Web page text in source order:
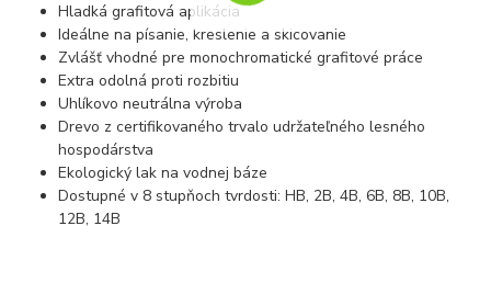
Hladká grafitová aplikácia
Ideálne na písanie, kreslenie a skicovanie
Zvlášť vhodné pre monochromatické grafitové práce
Extra odolná proti rozbitiu
Uhlíkovo neutrálna výroba
Drevo z certifikovaného trvalo udržateľného lesného
hospodárstva
Ekologický lak na vodnej báze
Dostupné v 8 stupňoch tvrdosti: HB, 2B, 4B, 6B, 8B, 10B,
12B, 14B